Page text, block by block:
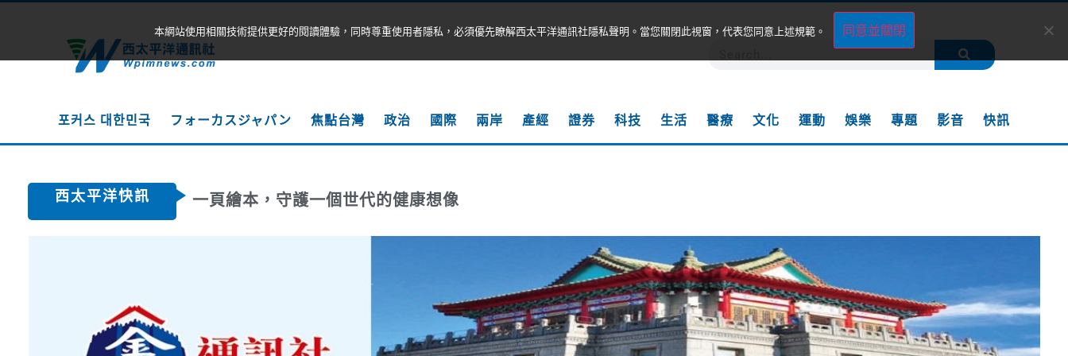
포커스 대한민국 フォーカスジャパン 焦點台灣 政治 國際 兩岸 產經 證券 科技 生活 醫療 文化 運動 娛樂 專題 影音 快訊
西太平洋快訊 一頁繪本，守護一個世代的健康想像
本網站使用相關技術提供更好的閱讀體驗，同時尊重使用者隱私，必須優先瞭解西太平洋通訊社隱私聲明。當您關閉此視窗，代表您同意上述規範。 同意並關閉